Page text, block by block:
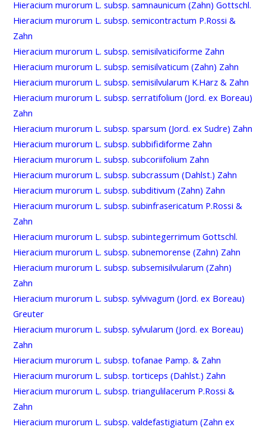
Hieracium murorum L. subsp. samnaunicum (Zahn) Gottschl.
Hieracium murorum L. subsp. semicontractum P.Rossi &
Zahn
Hieracium murorum L. subsp. semisilvaticiforme Zahn
Hieracium murorum L. subsp. semisilvaticum (Zahn) Zahn
Hieracium murorum L. subsp. semisilvularum K.Harz & Zahn
Hieracium murorum L. subsp. serratifolium (Jord. ex Boreau)
Zahn
Hieracium murorum L. subsp. sparsum (Jord. ex Sudre) Zahn
Hieracium murorum L. subsp. subbifidiforme Zahn
Hieracium murorum L. subsp. subcoriifolium Zahn
Hieracium murorum L. subsp. subcrassum (Dahlst.) Zahn
Hieracium murorum L. subsp. subditivum (Zahn) Zahn
Hieracium murorum L. subsp. subinfrasericatum P.Rossi &
Zahn
Hieracium murorum L. subsp. subintegerrimum Gottschl.
Hieracium murorum L. subsp. subnemorense (Zahn) Zahn
Hieracium murorum L. subsp. subsemisilvularum (Zahn)
Zahn
Hieracium murorum L. subsp. sylvivagum (Jord. ex Boreau)
Greuter
Hieracium murorum L. subsp. sylvularum (Jord. ex Boreau)
Zahn
Hieracium murorum L. subsp. tofanae Pamp. & Zahn
Hieracium murorum L. subsp. torticeps (Dahlst.) Zahn
Hieracium murorum L. subsp. triangulilacerum P.Rossi &
Zahn
Hieracium murorum L. subsp. valdefastigiatum (Zahn ex